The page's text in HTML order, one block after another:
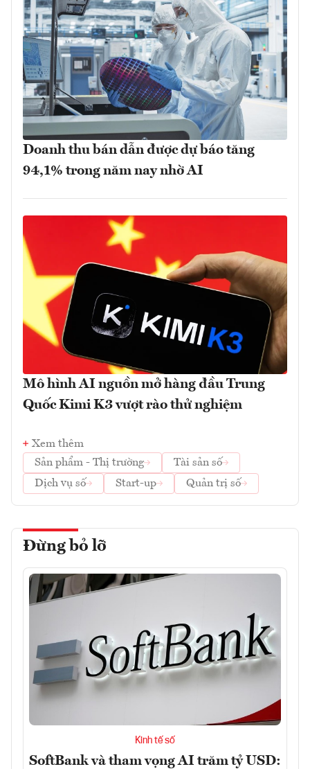
Doanh thu bán dẫn được dự báo tăng
94,1% trong năm nay nhờ AI
Mô hình AI nguồn mở hàng đầu Trung
Quốc Kimi K3 vượt rào thử nghiệm
Xem thêm
Sản phẩm - Thị trường
Tài sản số
Dịch vụ số
Start-up Quản trị số
Đừng bỏ lỡ
Kinh tế số
SoftBank và tham vọng AI trăm tỷ USD: